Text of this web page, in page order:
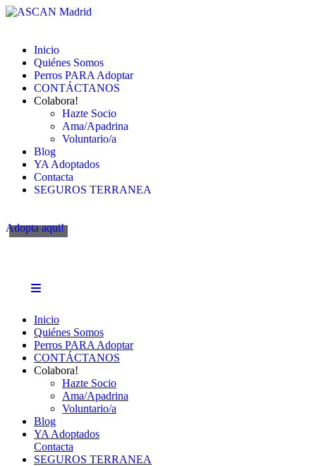
Inicio
Quiénes Somos
Perros PARA Adoptar
CONTÁCTANOS
Colabora!
Hazte Socio
Ama/Apadrina
Voluntario/a
Blog
YA Adoptados
Contacta
SEGUROS TERRANEA
Adopta aqui!
Inicio
Quiénes Somos
Perros PARA Adoptar
CONTÁCTANOS
Colabora!
Hazte Socio
Ama/Apadrina
Voluntario/a
Blog
YA Adoptados
Contacta
SEGUROS TERRANEA